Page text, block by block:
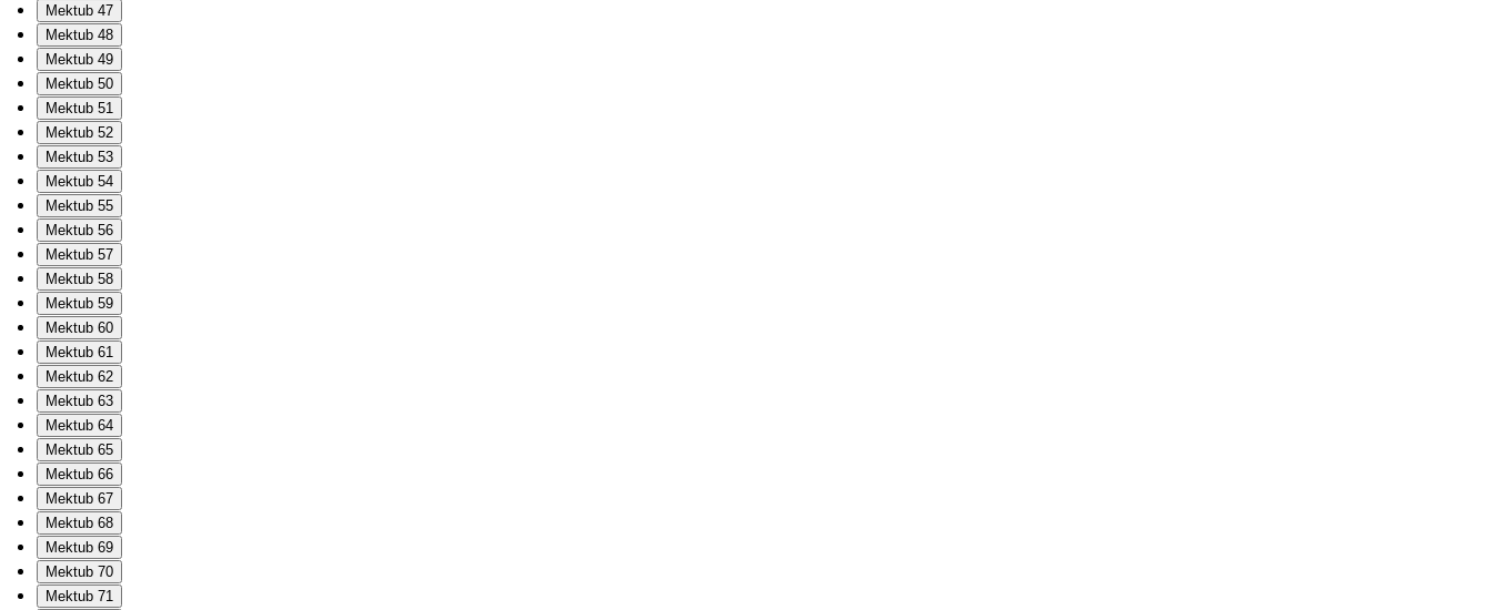
Mektub 47
Mektub 48
Mektub 49
Mektub 50
Mektub 51
Mektub 52
Mektub 53
Mektub 54
Mektub 55
Mektub 56
Mektub 57
Mektub 58
Mektub 59
Mektub 60
Mektub 61
Mektub 62
Mektub 63
Mektub 64
Mektub 65
Mektub 66
Mektub 67
Mektub 68
Mektub 69
Mektub 70
Mektub 71